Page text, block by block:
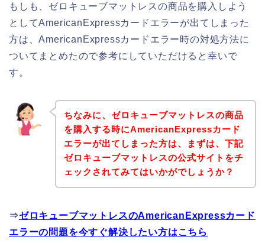
もしも、ゼロキューブマットレスの商品を購入しよう
としてAmericanExpressカードエラーが出てしまった
方は、AmericanExpressカードエラー時の対処方法に
ついてまとめたので参考にしていただけると幸いで
す。
ちなみに、ゼロキューブマットレスの商品
を購入する時にAmericanExpressカード
エラーが出てしまった方は、まずは、下記
ゼロキューブマットレスの公式サイトをチ
ェックされてみてはいかがでしょうか？
⇒ゼロキューブマットレスのAmericanExpressカード
エラーの問題を今すぐ解決したい方はこちら